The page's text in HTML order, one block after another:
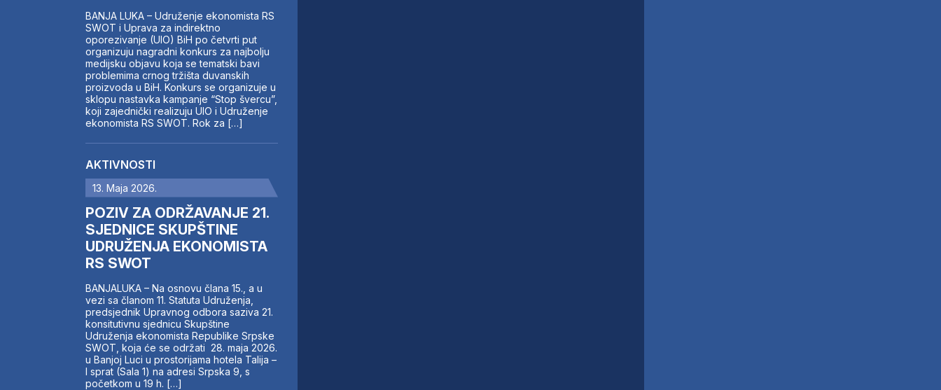
BANJA LUKA – Udruženje ekonomista RS
SWOT i Uprava za indirektno
oporezivanje (UIO) BiH po četvrti put
organizuju nagradni konkurs za najbolju
medijsku objavu koja se tematski bavi
problemima crnog tržišta duvanskih
proizvoda u BiH. Konkurs se organizuje u
sklopu nastavka kampanje “Stop švercu”,
koji zajednički realizuju UIO i Udruženje
ekonomista RS SWOT. Rok za […]
AKTIVNOSTI
13. Maja 2026.
POZIV ZA ODRŽAVANJE 21.
SJEDNICE SKUPŠTINE
UDRUŽENJA EKONOMISTA
RS SWOT
BANJALUKA – Na osnovu člana 15., a u
vezi sa članom 11. Statuta Udruženja,
predsjednik Upravnog odbora saziva 21.
konsitutivnu sjednicu Skupštine
Udruženja ekonomista Republike Srpske
SWOT, koja će se održati 28. maja 2026.
u Banjoj Luci u prostorijama hotela Talija –
I sprat (Sala 1) na adresi Srpska 9, s
početkom u 19 h. […]